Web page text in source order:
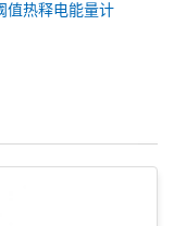
值热释电能量计